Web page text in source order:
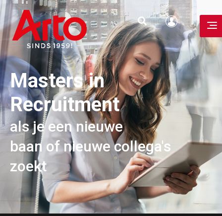
Masters in
Recruitment
als je een nieuwe
baan of nieuwe collega's
zoekt